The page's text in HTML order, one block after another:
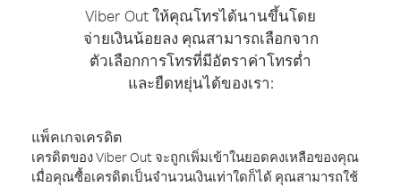
Viber Out ให้คุณโทรได้นานขึ้นโดย
จ่ายเงินน้อยลง คุณสามารถเลือกจาก
ตัวเลือกการโทรที่มีอัตราค่าโทรต่ำ
และยืดหยุ่นได้ของเรา:
แพ็คเกจเครดิต
เครดิตของ Viber Out จะถูกเพิ่มเข้าในยอดคงเหลือของคุณ
เมื่อคุณซื้อเครดิตเป็นจำนวนเงินเท่าใดก็ได้ คุณสามารถใช้